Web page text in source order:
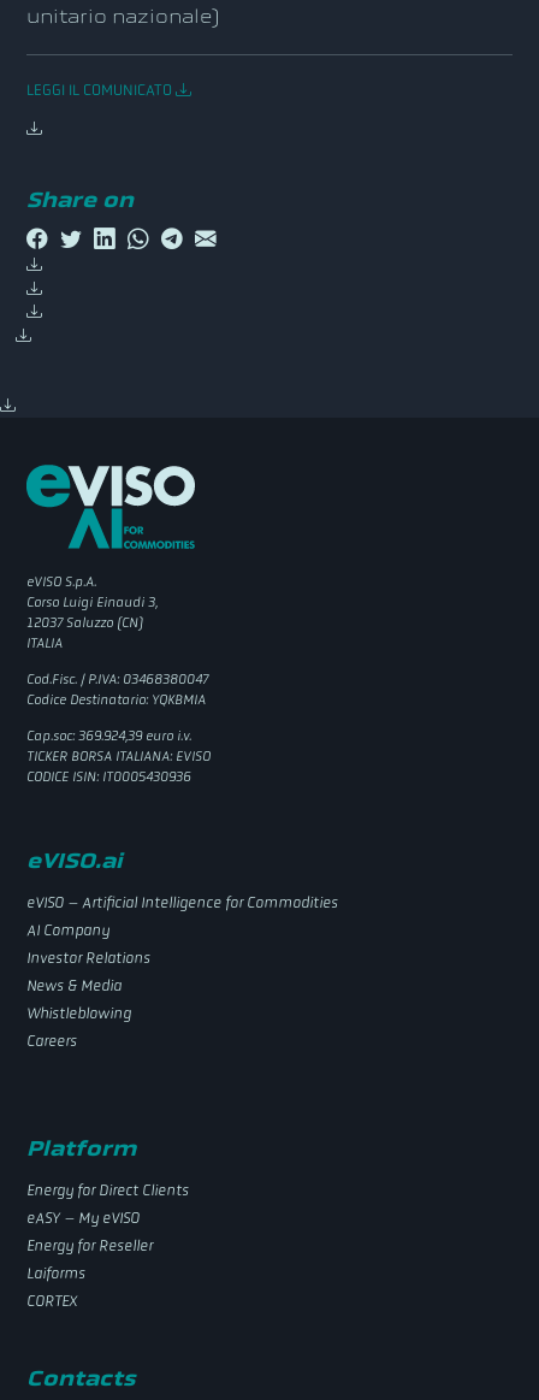
unitario nazionale)
LEGGI IL COMUNICATO
Share on
eVISO S.p.A.
Corso Luigi Einaudi 3,
12037 Saluzzo (CN)
ITALIA
Cod.Fisc. / P.IVA: 03468380047
Codice Destinatario: YQKBMIA
Cap.soc: 369.924,39 euro i.v.
TICKER BORSA ITALIANA: EVISO
CODICE ISIN: IT0005430936
eVISO.ai
eVISO – Artificial Intelligence for Commodities
AI Company
Investor Relations
News & Media
Whistleblowing
Careers
Platform
Energy for Direct Clients
eASY – My eVISO
Energy for Reseller
Laiforms
CORTEX
Contacts